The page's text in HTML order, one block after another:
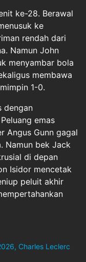
ke-28. Berawal
ke
rendah dari
Namun John
menyambar bola
membawa
1-0.
dengan
emas
Angus Gunn gagal
Namun bek Jack
di depan
Isidor mencetak
peluit akhir
Charles Leclerc